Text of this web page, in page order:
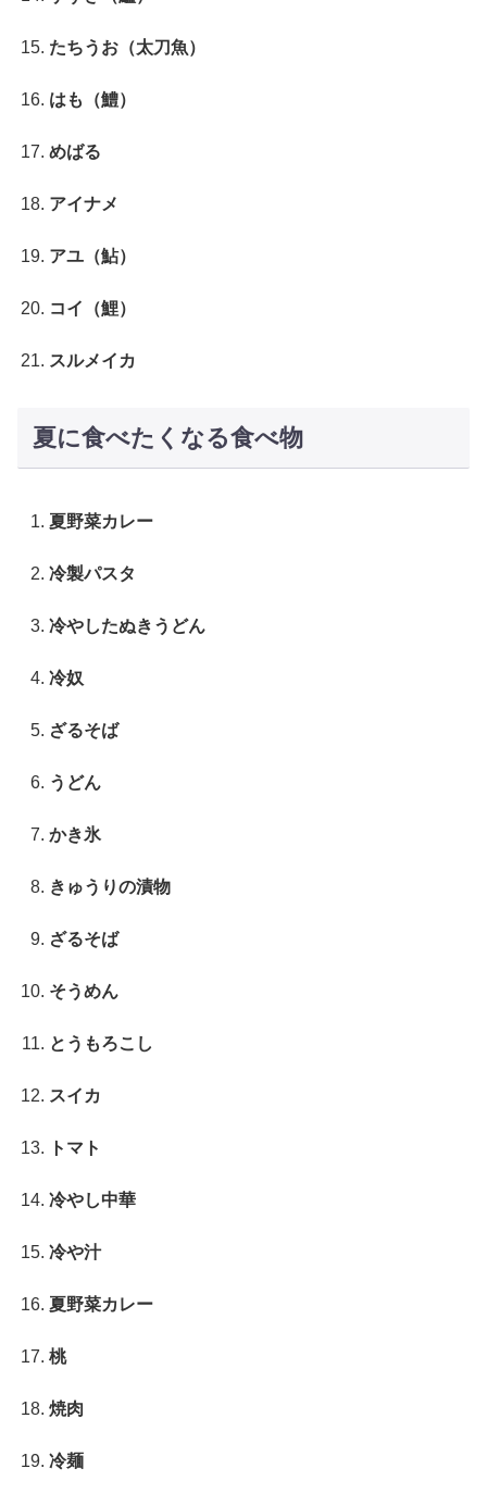
たちうお（太刀魚）
はも（鱧）
めばる
アイナメ
アユ（鮎）
コイ（鯉）
スルメイカ
夏に食べたくなる食べ物
夏野菜カレー
冷製パスタ
冷やしたぬきうどん
冷奴
ざるそば
うどん
かき氷
きゅうりの漬物
ざるそば
そうめん
とうもろこし
スイカ
トマト
冷やし中華
冷や汁
夏野菜カレー
桃
焼肉
冷麺